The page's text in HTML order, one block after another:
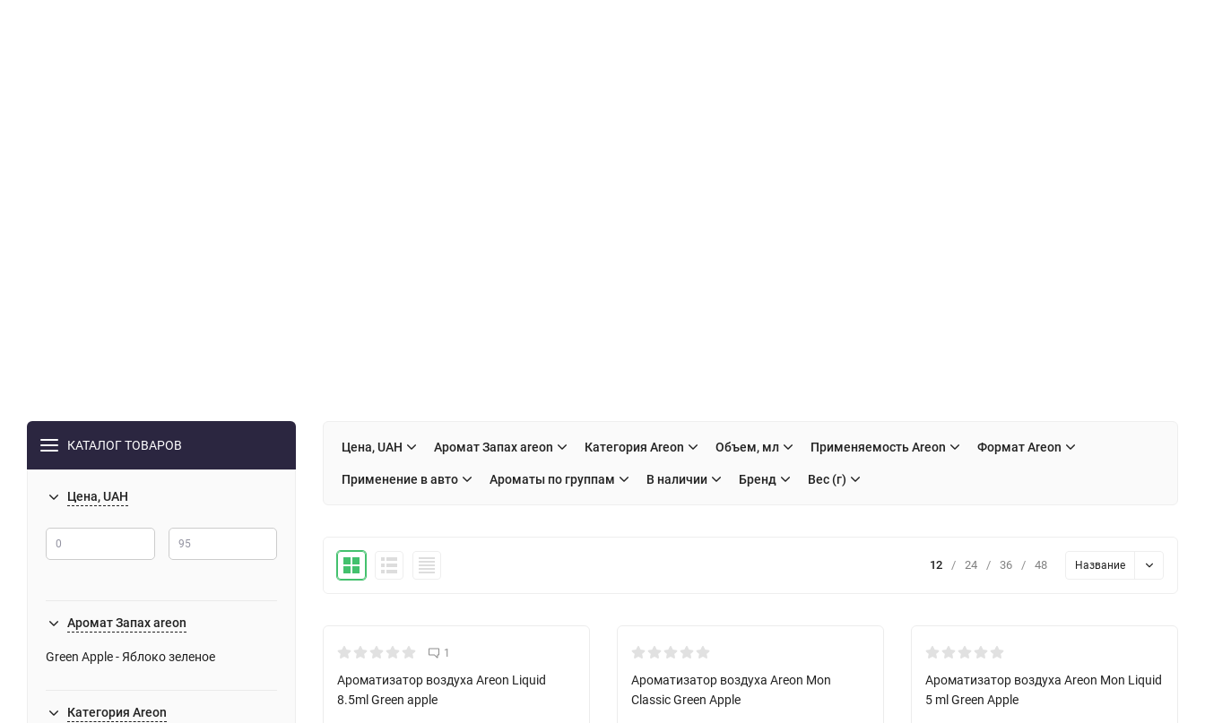
КАТАЛОГ ТОВАРОВ
Цена, UAH
Аромат Запах areon
Green Apple - Яблоко зеленое
Категория Areon
Цена, UAH Аромат Запах areon Категория Areon Объем, мл Применяемость Areon Формат Areon
Применение в авто Ароматы по группам В наличии Бренд Вес (г)
12 / 24 / 36 / 48 Название
1
Ароматизатор воздуха Areon Liquid
8.5ml Green apple
Ароматизатор воздуха Areon Mon
Classic Green Apple
Ароматизатор воздуха Areon Mon Liquid
5 ml Green Apple